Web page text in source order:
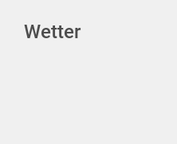
Wetter